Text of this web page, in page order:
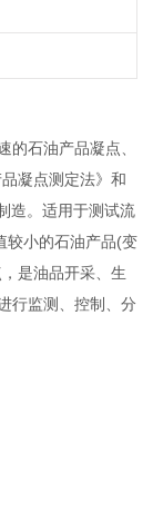
的石油产品凝点、
凝点测定法》和
造。适用于测试流
较小的石油产品(变
是油品开采、生
行监测、控制、分